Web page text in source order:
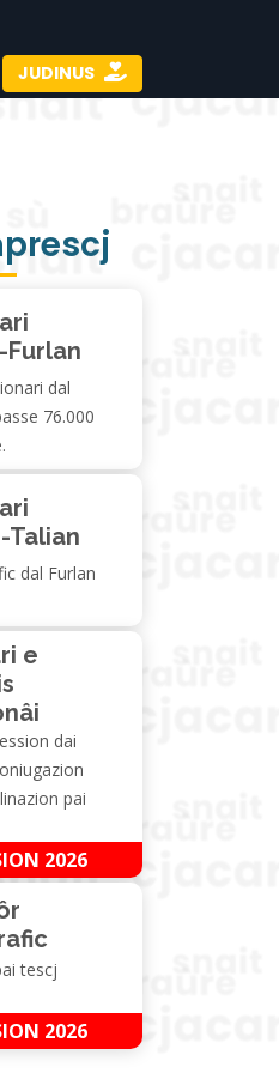
JUDINUS
Furlan
dal
76.000
Talian
dal Furlan
e
dai
pai
2026
tescj
2026